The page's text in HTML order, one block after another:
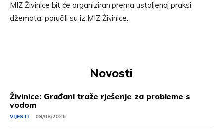
MIZ Živinice bit će organiziran prema ustaljenoj praksi
džemata, poručili su iz MIZ Živinice.
Novosti
Živinice: Građani traže rješenje za probleme s
vodom
VIJESTI 09/08/2026